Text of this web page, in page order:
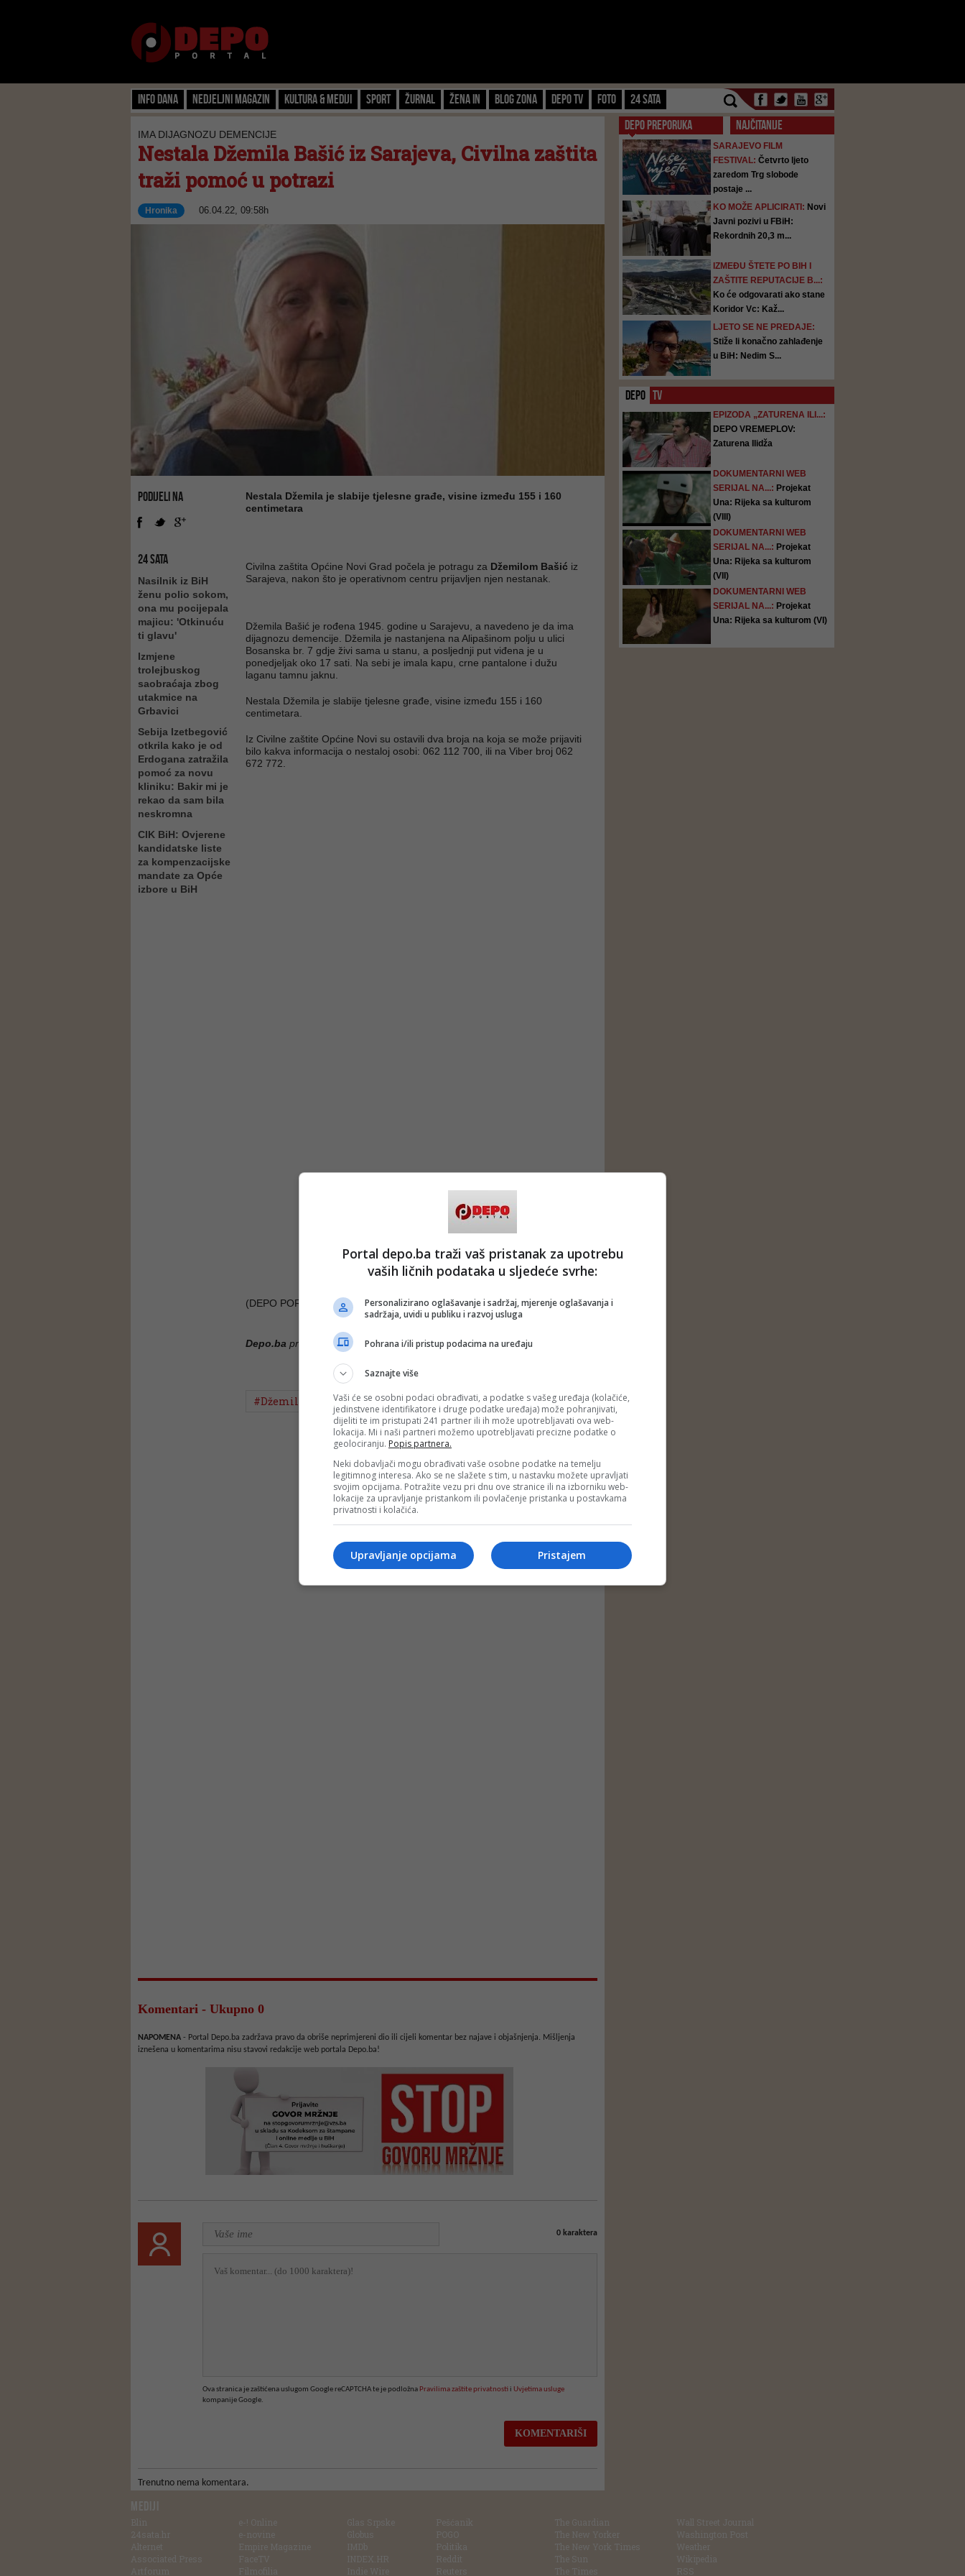
Info dana Nedjeljni magazin Kultura & Mediji Sport Žurnal Žena IN Blog zona Depo TV FOTO 24 SATA
IMA DIJAGNOZU DEMENCIJE
Nestala Džemila Bašić iz Sarajeva, Civilna zaštita
traži pomoć u potrazi
Hronika 06.04.22, 09:58h
PODIJELI NA
24 SATA
Nasilnik iz BiH
ženu polio sokom,
ona mu pocijepala
majicu: 'Otkinuću
ti glavu'
Izmjene
trolejbuskog
saobraćaja zbog
utakmice na
Grbavici
Sebija Izetbegović
otkrila kako je od
Erdogana zatražila
pomoć za novu
kliniku: Bakir mi je
rekao da sam bila
neskromna
CIK BiH: Ovjerene
kandidatske liste
za kompenzacijske
mandate za Opće
izbore u BiH
Nestala Džemila je slabije tjelesne građe, visine između 155 i 160
centimetara
Civilna zaštita Općine Novi Grad počela je potragu za Džemilom Bašić iz
Sarajeva, nakon što je operativnom centru prijavljen njen nestanak.
Džemila Bašić je rođena 1945. godine u Sarajevu, a navedeno je da ima
dijagnozu demencije. Džemila je nastanjena na Alipašinom polju u ulici
Bosanska br. 7 gdje živi sama u stanu, a posljednji put viđena je u
ponedjeljak oko 17 sati. Na sebi je imala kapu, crne pantalone i dužu
laganu tamnu jaknu.
Nestala Džemila je slabije tjelesne građe, visine između 155 i 160
centimetara.
Iz Civilne zaštite Općine Novi su ostavili dva broja na koja se može prijaviti
bilo kakva informacija o nestaloj osobi: 062 112 700, ili na Viber broj 062
672 772.
(DEPO PORTAL/md)
Depo.ba pratite putem društvenih mrežaTwitteriFacebook
#Džemila Bašić #nestala #gss
Komentari - Ukupno 0
NAPOMENA - Portal Depo.ba zadržava pravo da obriše neprimjereni dio ili cijeli komentar bez najave i objašnjenja. Mišljenja
iznešena u komentarima nisu stavovi redakcije web portala Depo.ba!
0karaktera
Ova stranica je zaštićena uslugom Google reCAPTCHA te je podložna Pravilima zaštite privatnostii Uvjetima usluge
kompanije Google.
Trenutno nema komentara.
DEPO PREPORUKA NAJČITANIJE
SARAJEVO FILM
FESTIVAL: Četvrto ljeto
zaredom Trg slobode
postaje ...
KO MOŽE APLICIRATI: Novi
Javni pozivi u FBiH:
Rekordnih 20,3 m...
IZMEĐU ŠTETE PO BIH I
ZAŠTITE REPUTACIJE B...:
Ko će odgovarati ako stane
Koridor Vc: Kaž...
LJETO SE NE PREDAJE:
Stiže li konačno zahlađenje
u BiH: Nedim S...
DEPO TV
EPIZODA „ZATURENA ILI...:
DEPO VREMEPLOV:
Zaturena Ilidža
DOKUMENTARNI WEB
SERIJAL NA...: Projekat
Una: Rijeka sa kulturom
(VIII)
DOKUMENTARNI WEB
SERIJAL NA...: Projekat
Una: Rijeka sa kulturom
(VII)
DOKUMENTARNI WEB
SERIJAL NA...: Projekat
Una: Rijeka sa kulturom (VI)
MEDIJI
Blin
24sata.hr
Alternet
Associated Press
Artforum
e-! Online
e-novine
Empire Magazine
FaceTV
Filmofilia
Glas Srpske
Globus
IMDb
INDEX.HR
Indie Wire
Pešćanik
POGO
Politika
Reddit
Reuters
The Guardian
The New Yorker
The New York Times
The Sun
The Times
Wall Street Journal
Washington Post
Weather
Wikipedia
RSS
Portal depo.ba traži vaš pristanak za upotrebu
vaših ličnih podataka u sljedeće svrhe:
Personalizirano oglašavanje i sadržaj, mjerenje oglašavanja i
sadržaja, uvidi u publiku i razvoj usluga
Pohrana i/ili pristup podacima na uređaju
Saznajte više
Vaši će se osobni podaci obrađivati, a podatke s vašeg uređaja (kolačiće,
jedinstvene identifikatore i druge podatke uređaja) može pohranjivati,
dijeliti te im pristupati 241 partner ili ih može upotrebljavati ova web-
lokacija. Mi i naši partneri možemo upotrebljavati precizne podatke o
geolociranju. Popis partnera.
Neki dobavljači mogu obrađivati vaše osobne podatke na temelju
legitimnog interesa. Ako se ne slažete s tim, u nastavku možete upravljati
svojim opcijama. Potražite vezu pri dnu ove stranice ili na izborniku web-
lokacije za upravljanje pristankom ili povlačenje pristanka u postavkama
privatnosti i kolačića.
Pristajem
Upravljanje opcijama